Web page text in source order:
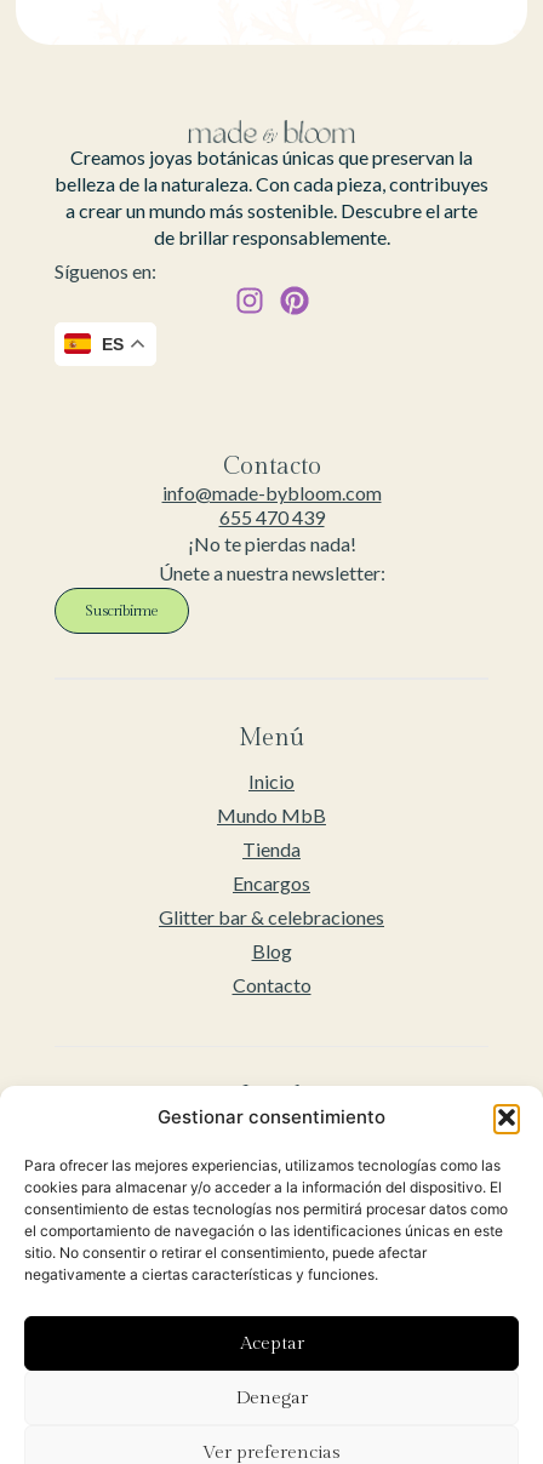
Gestionar consentimiento
Para ofrecer las mejores experiencias, utilizamos tecnologías como las
cookies para almacenar y/o acceder a la información del dispositivo. El
consentimiento de estas tecnologías nos permitirá procesar datos como
el comportamiento de navegación o las identificaciones únicas en este
sitio. No consentir o retirar el consentimiento, puede afectar
negativamente a ciertas características y funciones.
Aceptar
Denegar
Ver preferencias
Creamos joyas botánicas únicas que preservan la
belleza de la naturaleza. Con cada pieza, contribuyes
a crear un mundo más sostenible. Descubre el arte
de brillar responsablemente.
Síguenos en:
ES
Contacto
info@made-bybloom.com
655 470 439
¡No te pierdas nada!
Únete a nuestra newsletter:
Suscribirme
Menú
Inicio
Mundo MbB
Tienda
Encargos
Glitter bar & celebraciones
Blog
Contacto
Legal
Accesibilidad
Políticas de privacidad
Política de cookies (UE)
Condiciones Generales para la venta Online
Orbidi.